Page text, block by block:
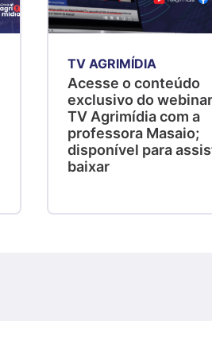
TV AGRIMÍDIA
Acesse o conteúdo
exclusivo do
TV Agrimídia com a
professora Masaio;
disponível para
baixar